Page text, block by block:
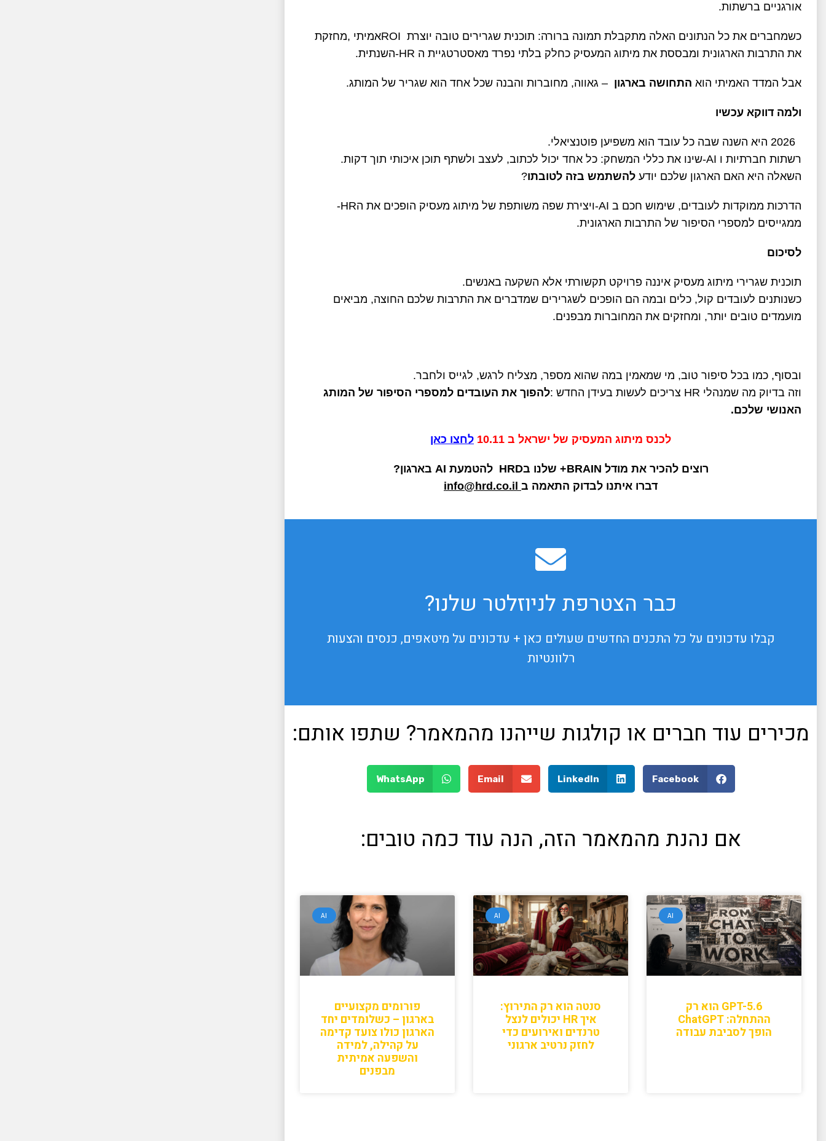
אורגניים ברשתות.
כשמחברים את כל הנתונים האלה מתקבלת תמונה ברורה: תוכנית שגרירים טובה יוצרת ROIאמיתי ,מחזקת
את התרבות הארגונית ומבססת את מיתוג המעסיק כחלק בלתי נפרד מאסטרטגיית ה -HRהשנתית.
אבל המדד האמיתי הוא התחושה בארגון – גאווה, מחוברות והבנה שכל אחד הוא שגריר של המותג.
ולמה דווקא עכשיו
2026 היא השנה שבה כל עובד הוא משפיען פוטנציאלי.
רשתות חברתיות ו -AIשינו את כללי המשחק: כל אחד יכול לכתוב, לעצב ולשתף תוכן איכותי תוך דקות.
השאלה היא האם הארגון שלכם יודע להשתמש בזה לטובתו?
הדרכות ממוקדות לעובדים, שימוש חכם ב -AIויצירת שפה משותפת של מיתוג מעסיק הופכים את ה-HR
ממגייסים למספרי הסיפור של התרבות הארגונית.
לסיכום
תוכנית שגרירי מיתוג מעסיק איננה פרויקט תקשורתי אלא השקעה באנשים.
כשנותנים לעובדים קול, כלים ובמה הם הופכים לשגרירים שמדברים את התרבות שלכם החוצה, מביאים
מועמדים טובים יותר, ומחזקים את המחוברות מבפנים.
ובסוף, כמו בכל סיפור טוב, מי שמאמין במה שהוא מספר, מצליח לרגש, לגייס ולחבר.
וזה בדיוק מה שמנהלי HR צריכים לעשות בעידן החדש :להפוך את העובדים למספרי הסיפור של המותג
האנושי שלכם.
לכנס מיתוג המעסיק של ישראל ב 10.11 לחצו כאן
רוצים להכיר את מודל BRAIN+ שלנו בHRD להטמעת AI בארגון?
דברו איתנו לבדוק התאמה ב info@hrd.co.il
כבר הצטרפת לניוזלטר שלנו?
קבלו עדכונים על כל התכנים החדשים שעולים כאן + עדכונים על מיטאפים, כנסים והצעות
רלוונטיות
מכירים עוד חברים או קולגות שייהנו מהמאמר? שתפו אותם:
Facebook
LinkedIn
Email
WhatsApp
אם נהנת מהמאמר הזה, הנה עוד כמה טובים:
AI
GPT-5.6 הוא רק
ההתחלה: ChatGPT
הופך לסביבת עבודה
AI
סנטה הוא רק התירוץ:
איך HR יכולים לנצל
טרנדים ואירועים כדי
לחזק נרטיב ארגוני
AI
פורומים מקצועיים
בארגון – כשלומדים יחד
הארגון כולו צועד קדימה
על קהילה, למידה
והשפעה אמיתית
מבפנים